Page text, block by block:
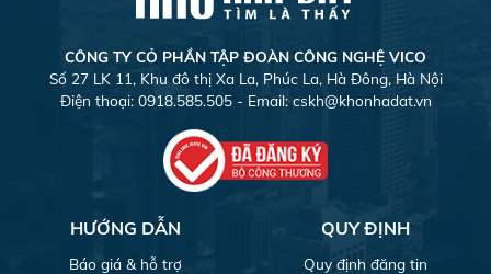
CÔNG TY CỎ PHẦN TẬP ĐOÀN CÔNG NGHỆ VICO
Số 27 LK 11, Khu đô thị Xa La, Phúc La, Hà Đông, Hà Nội
Điện thoại: 0918.585.505 - Email: cskh@khonhadat.vn
HƯỚNG DẪN
Báo giá & hỗ trợ
QUY ĐỊNH
Quy định đăng tin